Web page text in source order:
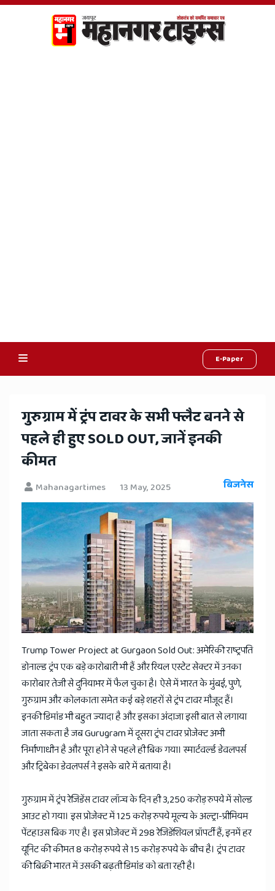
E-Paper
Hindi
News,
Hindi
Samachar,
Jaipur
Rajasthan
News
​गुरुग्राम में ट्रंप टावर के सभी फ्लैट बनने से
पहले ही हुए SOLD OUT, जानें इनकी
कीमत
Mahanagartimes 13 May, 2025 बिजनेस
Trump Tower Project at Gurgaon Sold Out: अमेरिकी राष्ट्रपति
डोनाल्ड ट्रंप एक बड़े कारोबारी भी हैं और रियल एस्टेट सेक्टर में उनका
कारोबार तेजी से दुनियाभर में फैल चुका है। ऐसे में भारत के मुंबई, पुणे,
गुरुग्राम और कोलकाता समेत कई बड़े शहरों से ट्रंप टावर मौजूद हैं।
इनकी डिमांड भी बहुत ज्यादा है और इसका अंदाजा इसी बात से लगाया
जाता सकता है जब Gurugram में दूसरा ट्रंप टावर प्रोजेक्ट अभी
निर्माणाधीन है और पूरा होने से पहले ही बिक गया। स्मार्टवर्ल्ड डेवलपर्स
और ट्रिबेका डेवलपर्स ने इसके बारे में बताया है।
गुरुग्राम में ट्रंप रेजिडेंस टावर लॉन्च के दिन ही 3,250 करोड़ रुपये में सोल्ड
आउट हो गया। इस प्रोजेक्ट में 125 करोड़ रुपये मूल्य के अल्ट्रा-प्रीमियम
पेंटहाउस बिक गए है। इस प्रोजेक्ट में 298 रेजिडेंशियल प्रॉपर्टी हैं, इनमें हर
यूनिट की कीमत 8 करोड़ रुपये से 15 करोड़ रुपये के बीच है। ट्रंप टावर
की बिक्री भारत में उसकी बढ़ती डिमांड को बता रही है।